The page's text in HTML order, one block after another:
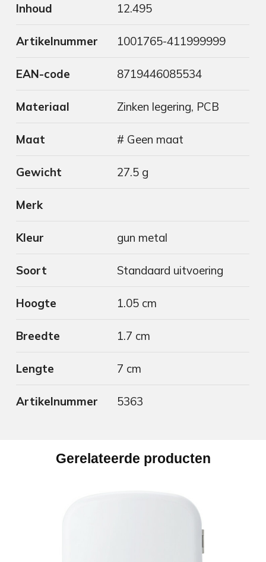
Inhoud 12.495
Artikelnummer 1001765-411999999
EAN-code 8719446085534
Materiaal Zinken legering, PCB
Maat # Geen maat
Gewicht 27.5 g
Merk
Kleur gun metal
Soort Standaard uitvoering
Hoogte 1.05 cm
Breedte 1.7 cm
Lengte 7 cm
Artikelnummer 5363
Gerelateerde producten